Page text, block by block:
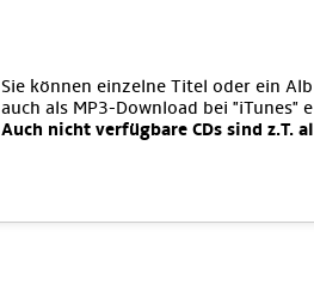
Sie können einzelne Titel oder ein
auch als MP3-Download bei "iTunes"
Auch nicht verfügbare CDs sind z.T.